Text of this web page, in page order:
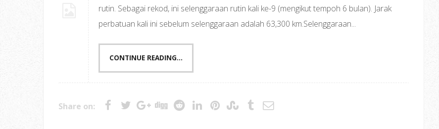
rutin. Sebagai rekod, ini selenggaraan rutin kali ke-9 (mengikut tempoh 6 bulan). Jarak
perbatuan kali ini sebelum selenggaraan adalah 63,300 km.Selenggaraan...
CONTINUE READING...
Share on: